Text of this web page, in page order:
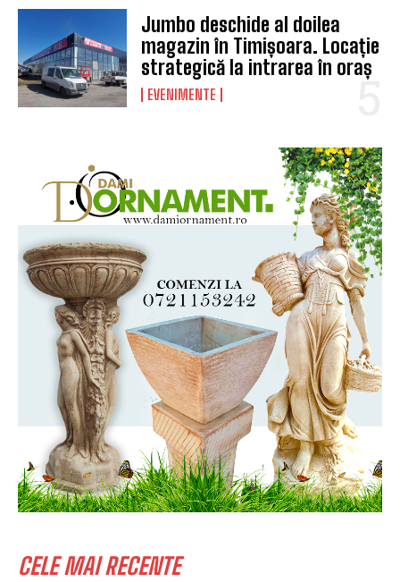
Jumbo deschide al doilea
magazin în Timișoara. Locație
strategică la intrarea în oraș
EVENIMENTE
CELE MAI RECENTE